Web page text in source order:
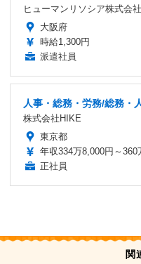
ヒューマンリソシア株式会社
大阪府
時給1,300円
派遣社員
人事・総務・労務/総務・
株式会社HIKE
東京都
年収334万8,000円～360
正社員
関